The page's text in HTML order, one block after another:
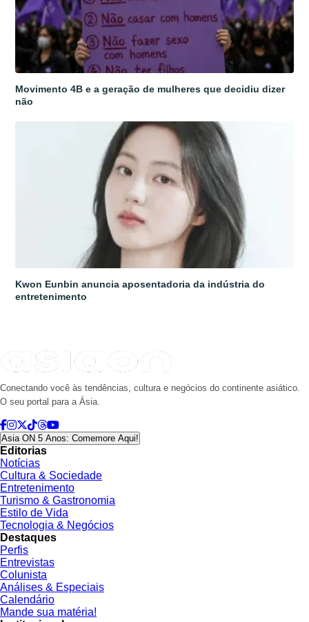
Movimento 4B e a geração de mulheres que decidiu dizer
não
Kwon Eunbin anuncia aposentadoria da indústria do
entretenimento
Conectando você às tendências, cultura e negócios do continente asiático.
O seu portal para a Ásia.
Asia ON 5 Anos: Comemore Aqui!
Editorias
Notícias
Cultura & Sociedade
Entretenimento
Turismo & Gastronomia
Estilo de Vida
Tecnologia & Negócios
Destaques
Perfis
Entrevistas
Colunista
Análises & Especiais
Calendário
Mande sua matéria!